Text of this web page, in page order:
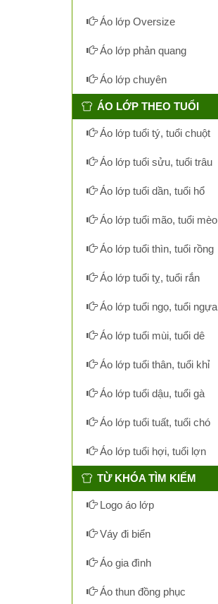
Áo lớp Oversize
Áo lớp phản quang
Áo lớp chuyên
ÁO LỚP THEO TUỔI
Áo lớp tuổi tý, tuổi chuột
Áo lớp tuổi sửu, tuổi trâu
Áo lớp tuổi dần, tuổi hổ
Áo lớp tuổi mão, tuổi mèo
Áo lớp tuổi thìn, tuổi rồng
Áo lớp tuổi tỵ, tuổi rắn
Áo lớp tuổi ngọ, tuổi ngựa
Áo lớp tuổi mùi, tuổi dê
Áo lớp tuổi thân, tuổi khỉ
Áo lớp tuổi dậu, tuổi gà
Áo lớp tuổi tuất, tuổi chó
Áo lớp tuổi hợi, tuổi lợn
TỪ KHÓA TÌM KIẾM
Logo áo lớp
Váy đi biển
Áo gia đình
Áo thun đồng phục